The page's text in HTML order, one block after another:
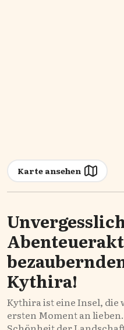
Karte ansehen
Kythira!
Kythira ist eine Insel, die
ersten Moment an